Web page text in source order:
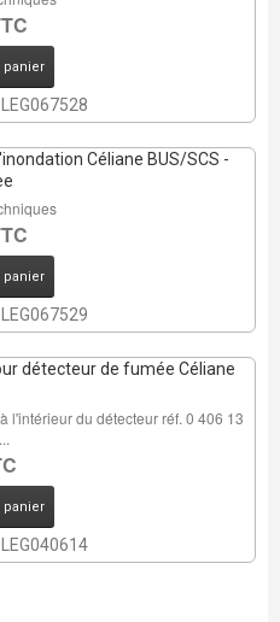
panier
Céliane BUS/SCS -
panier
détecteur de fumée Céliane
l'intérieur du détecteur réf. 0 406 13
panier